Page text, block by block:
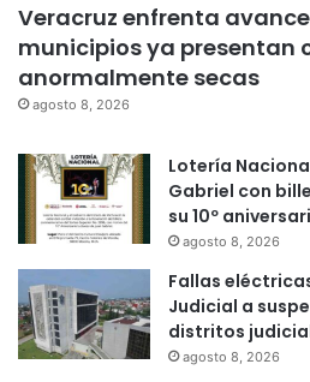
Veracruz enfrenta
municipios ya presentan
anormalmente secas
agosto 8, 2026
Lotería
Gabriel con
su 10º
agosto 8, 2026
Fallas
Judicial a
distritos
agosto 8, 2026